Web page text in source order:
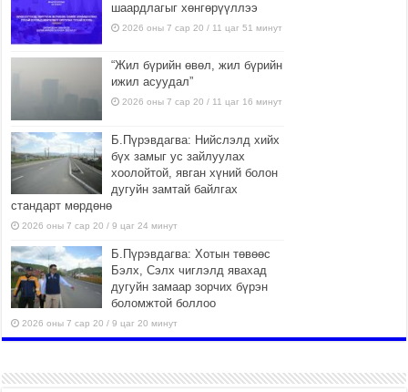
шаардлагыг хөнгөрүүллээ
2026 оны 7 сар 20 / 11 цаг 51 минут
“Жил бүрийн өвөл, жил бүрийн
ижил асуудал”
2026 оны 7 сар 20 / 11 цаг 16 минут
Б.Пүрэвдагва: Нийслэлд хийх
бүх замыг ус зайлуулах
хоолойтой, явган хүний болон
дугуйн замтай байлгах
стандарт мөрдөнө
2026 оны 7 сар 20 / 9 цаг 24 минут
Б.Пүрэвдагва: Хотын төвөөс
Бэлх, Сэлх чиглэлд явахад
дугуйн замаар зорчих бүрэн
боломжтой боллоо
2026 оны 7 сар 20 / 9 цаг 20 минут
шугам хоолойн ажил 80